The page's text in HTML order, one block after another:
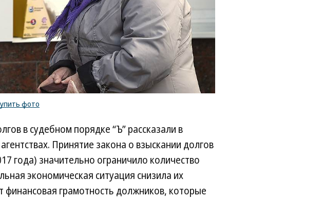
фото
в судебном порядке “Ъ” рассказали в
Принятие закона о взыскании долгов
года) значительно ограничило количество
экономическая ситуация снизила их
финансовая грамотность должников, которые